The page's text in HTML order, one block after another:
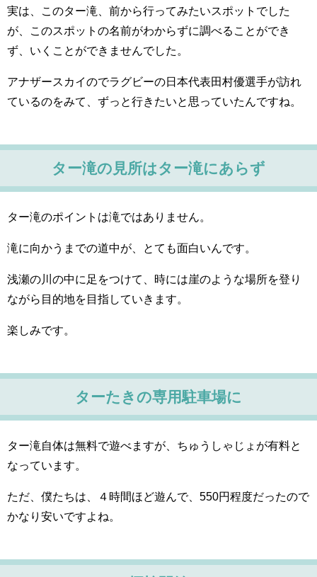
実は、このター滝、前から行ってみたいスポットでした
が、このスポットの名前がわからずに調べることができ
ず、いくことができませんでした。
アナザースカイのでラグビーの日本代表田村優選手が訪れ
ているのをみて、ずっと行きたいと思っていたんですね。
ター滝の見所はター滝にあらず
ター滝のポイントは滝ではありません。
滝に向かうまでの道中が、とても面白いんです。
浅瀬の川の中に足をつけて、時には崖のような場所を登り
ながら目的地を目指していきます。
楽しみです。
ターたきの専用駐車場に
ター滝自体は無料で遊べますが、ちゅうしゃじょが有料と
なっています。
ただ、僕たちは、４時間ほど遊んで、550円程度だったので
かなり安いですよね。